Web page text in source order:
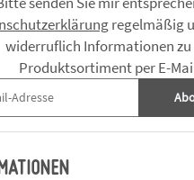
regelmäßig
widerruflich Informationen zu
Produktsortiment per E-